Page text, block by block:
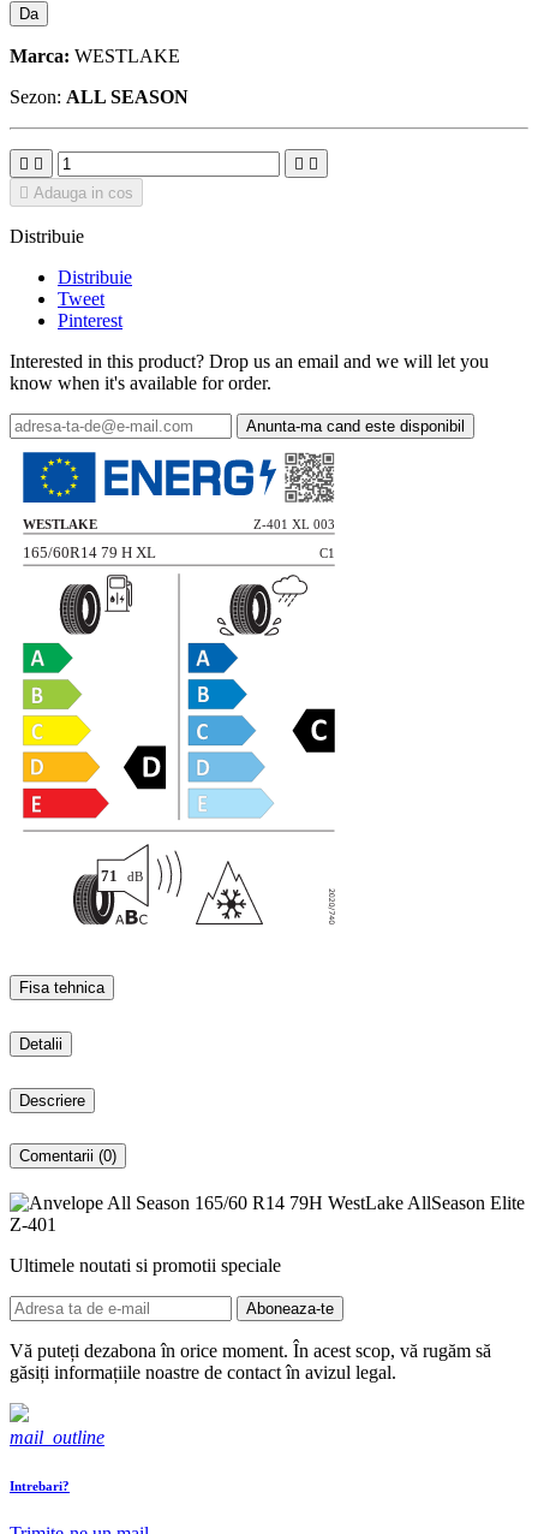
Da
Marca: WESTLAKE
Sezon: ALL SEASON
   
 Adauga in cos
Distribuie
Distribuie
Tweet
Pinterest
Interested in this product? Drop us an email and we will let you
know when it's available for order.
Anunta-ma cand este disponibil
Fisa tehnica
Detalii
Descriere
Comentarii (0)
Ultimele noutati si promotii speciale
Vă puteți dezabona în orice moment. În acest scop, vă rugăm să
găsiți informațiile noastre de contact în avizul legal.
mail_outline
Intrebari?